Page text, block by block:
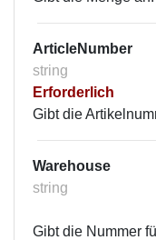
ArticleNumber
string
Erforderlich
Gibt die
Warehouse
string
Gibt die Nummer